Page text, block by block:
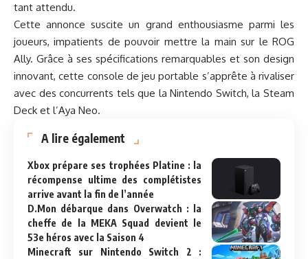
tant attendu.
Cette annonce suscite un grand enthousiasme parmi les
joueurs, impatients de pouvoir mettre la main sur le ROG
Ally. Grâce à ses spécifications remarquables et son design
innovant, cette console de jeu portable s’apprête à rivaliser
avec des concurrents tels que la Nintendo Switch, la Steam
Deck et l’Aya Neo.
A lire également
Xbox prépare ses trophées Platine : la
récompense ultime des complétistes
arrive avant la fin de l’année
D.Mon débarque dans Overwatch : la
cheffe de la MEKA Squad devient le
53e héros avec la Saison 4
Minecraft sur Nintendo Switch 2 :